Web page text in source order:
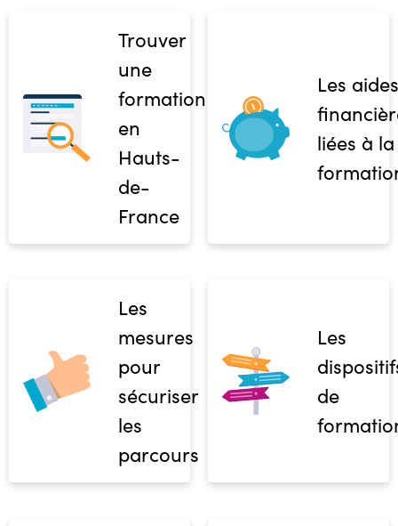
Trouver
une
formation
en
Hauts-
de-
France
Les aides
liées à la
Les
mesures
pour
sécuriser
les
parcours
Les
de